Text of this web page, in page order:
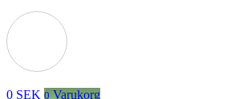
0 SEK 0 Varukorg